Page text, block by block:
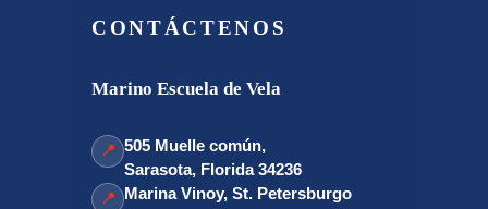
CONTÁCTENOS
Marino Escuela de Vela
📍 505 Muelle común,
Sarasota, Florida 34236
📍 Marina Vinoy, St. Petersburgo